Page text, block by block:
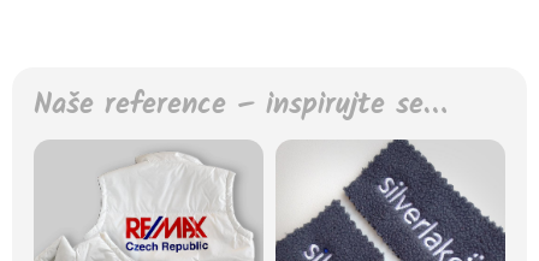
Naše reference – inspirujte se…